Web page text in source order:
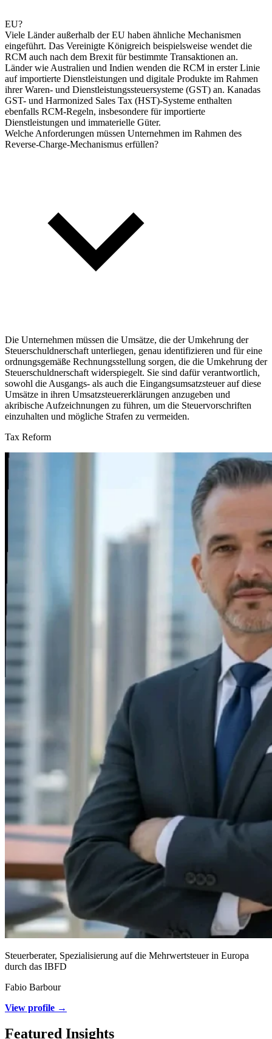
EU?
Viele Länder außerhalb der EU haben ähnliche Mechanismen
eingeführt. Das Vereinigte Königreich beispielsweise wendet die
RCM auch nach dem Brexit für bestimmte Transaktionen an.
Länder wie Australien und Indien wenden die RCM in erster Linie
auf importierte Dienstleistungen und digitale Produkte im Rahmen
ihrer Waren- und Dienstleistungssteuersysteme (GST) an. Kanadas
GST- und Harmonized Sales Tax (HST)-Systeme enthalten
ebenfalls RCM-Regeln, insbesondere für importierte
Dienstleistungen und immaterielle Güter.
Welche Anforderungen müssen Unternehmen im Rahmen des
Reverse-Charge-Mechanismus erfüllen?
Die Unternehmen müssen die Umsätze, die der Umkehrung der
Steuerschuldnerschaft unterliegen, genau identifizieren und für eine
ordnungsgemäße Rechnungsstellung sorgen, die die Umkehrung der
Steuerschuldnerschaft widerspiegelt. Sie sind dafür verantwortlich,
sowohl die Ausgangs- als auch die Eingangsumsatzsteuer auf diese
Umsätze in ihren Umsatzsteuererklärungen anzugeben und
akribische Aufzeichnungen zu führen, um die Steuervorschriften
einzuhalten und mögliche Strafen zu vermeiden.
Tax Reform
Steuerberater, Spezialisierung auf die Mehrwertsteuer in Europa
durch das IBFD
Fabio Barbour
View profile →
Featured Insights